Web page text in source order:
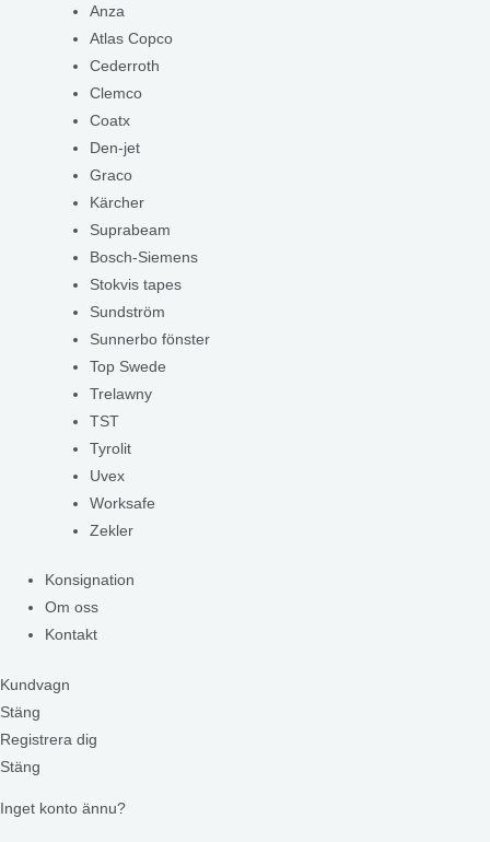
Anza
Atlas Copco
Cederroth
Clemco
Coatx
Den-jet
Graco
Kärcher
Suprabeam
Bosch-Siemens
Stokvis tapes
Sundström
Sunnerbo fönster
Top Swede
Trelawny
TST
Tyrolit
Uvex
Worksafe
Zekler
Konsignation
Om oss
Kontakt
Kundvagn
Stäng
Registrera dig
Stäng
Inget konto ännu?